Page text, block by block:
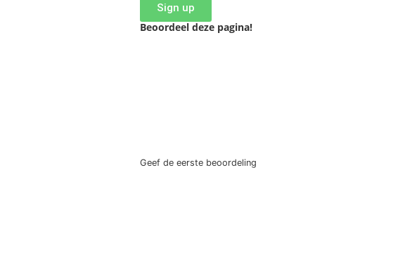
Sign up
Beoordeel deze pagina!
Geef de eerste beoordeling